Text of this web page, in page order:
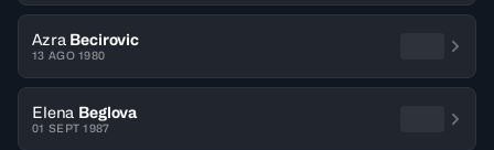
Azra Becirovic
13 AGO 1980
Elena Beglova
01 SEPT 1987